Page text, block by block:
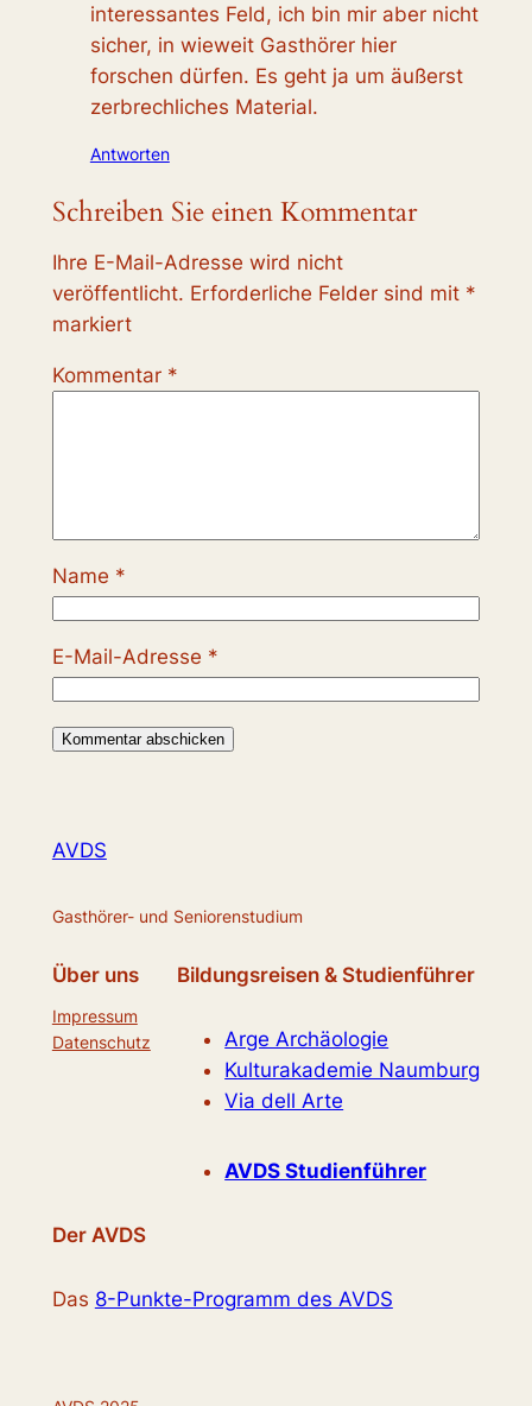
interessantes Feld, ich bin mir aber nicht
sicher, in wieweit Gasthörer hier
forschen dürfen. Es geht ja um äußerst
zerbrechliches Material.
Antworten
Schreiben Sie einen Kommentar
Ihre E-Mail-Adresse wird nicht
veröffentlicht. Erforderliche Felder sind mit *
markiert
Kommentar *
Name *
E-Mail-Adresse *
AVDS
Gasthörer- und Seniorenstudium
Über uns
Impressum
Datenschutz
Bildungsreisen & Studienführer
Arge Archäologie
Kulturakademie Naumburg
Via dell Arte
AVDS Studienführer
Der AVDS
Das 8-Punkte-Programm des AVDS